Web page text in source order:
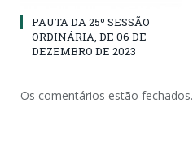
PAUTA DA 25º SESSÃO
ORDINÁRIA, DE 06 DE
DEZEMBRO DE 2023
Os comentários estão fechados.